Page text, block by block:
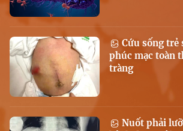
Cứu sống trẻ
phúc mạc toàn
tràng
Nuốt phải